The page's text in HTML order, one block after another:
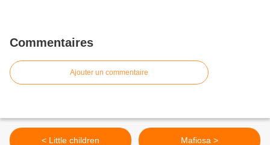
Commentaires
Ajouter un commentaire
< Little children Mafiosa >